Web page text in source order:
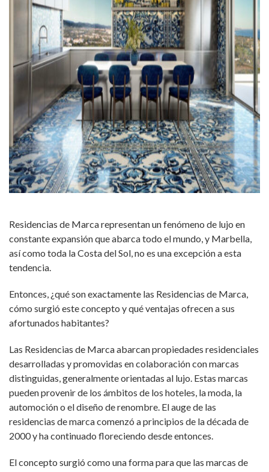
Residencias de Marca representan un fenómeno de lujo en
constante expansión que abarca todo el mundo, y Marbella,
así como toda la Costa del Sol, no es una excepción a esta
tendencia.
Entonces, ¿qué son exactamente las Residencias de Marca,
cómo surgió este concepto y qué ventajas ofrecen a sus
afortunados habitantes?
Las Residencias de Marca abarcan propiedades residenciales
desarrolladas y promovidas en colaboración con marcas
distinguidas, generalmente orientadas al lujo. Estas marcas
pueden provenir de los ámbitos de los hoteles, la moda, la
automoción o el diseño de renombre. El auge de las
residencias de marca comenzó a principios de la década de
2000 y ha continuado floreciendo desde entonces.
El concepto surgió como una forma para que las marcas de